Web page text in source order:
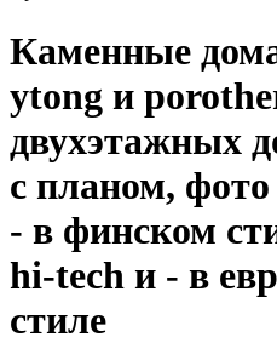
Каменные
ytong и
двухэтажных
с планом,
- в финском
hi-tech и - в
стиле